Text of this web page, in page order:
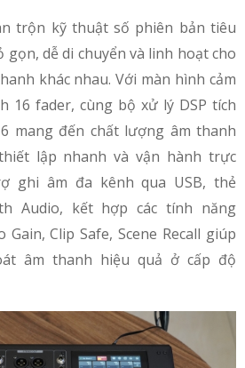
trộn kỹ thuật số phiên bản tiêu
gọn, dễ di chuyển và linh hoạt cho
khác nhau. Với màn hình cảm
16 fader, cùng bộ xử lý DSP tích
mang đến chất lượng âm thanh
lập nhanh và vận hành trực
ghi âm đa kênh qua USB, thẻ
Audio, kết hợp các tính năng
Clip Safe, Scene Recall giúp
âm thanh hiệu quả ở cấp độ